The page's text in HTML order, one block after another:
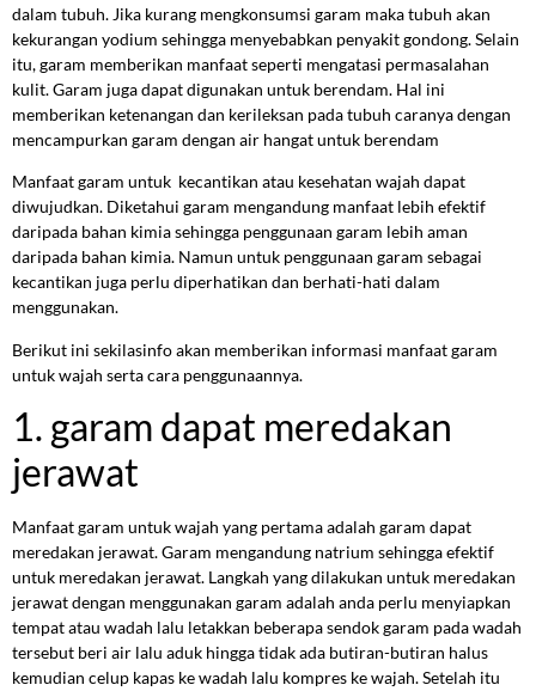
dalam tubuh. Jika kurang mengkonsumsi garam maka tubuh akan
kekurangan yodium sehingga menyebabkan penyakit gondong. Selain
itu, garam memberikan manfaat seperti mengatasi permasalahan
kulit. Garam juga dapat digunakan untuk berendam. Hal ini
memberikan ketenangan dan kerileksan pada tubuh caranya dengan
mencampurkan garam dengan air hangat untuk berendam
Manfaat garam untuk kecantikan atau kesehatan wajah dapat
diwujudkan. Diketahui garam mengandung manfaat lebih efektif
daripada bahan kimia sehingga penggunaan garam lebih aman
daripada bahan kimia. Namun untuk penggunaan garam sebagai
kecantikan juga perlu diperhatikan dan berhati-hati dalam
menggunakan.
Berikut ini sekilasinfo akan memberikan informasi manfaat garam
untuk wajah serta cara penggunaannya.
1. garam dapat meredakan
jerawat
Manfaat garam untuk wajah yang pertama adalah garam dapat
meredakan jerawat. Garam mengandung natrium sehingga efektif
untuk meredakan jerawat. Langkah yang dilakukan untuk meredakan
jerawat dengan menggunakan garam adalah anda perlu menyiapkan
tempat atau wadah lalu letakkan beberapa sendok garam pada wadah
tersebut beri air lalu aduk hingga tidak ada butiran-butiran halus
kemudian celup kapas ke wadah lalu kompres ke wajah. Setelah itu